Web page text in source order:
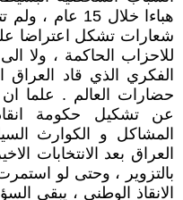
هباءا خلال
شعارات تشكل اعتراضا
للاحزاب الحاكمة ، ولا
الفكري الذي قاد
حضارات العالم . علما
عن تشكيل حكومة
المشاكل و الكوارث
بالتزوير ، وحتى لو
الانقاذ الوطني ، يبقى